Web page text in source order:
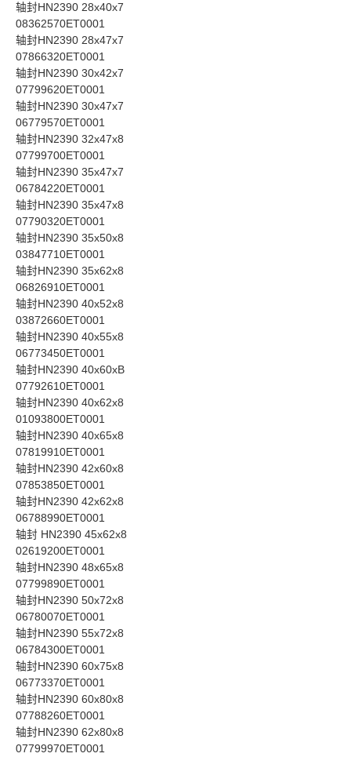
轴封HN2390 28x40x7
08362570ET0001
轴封HN2390 28x47x7
07866320ET0001
轴封HN2390 30x42x7
07799620ET0001
轴封HN2390 30x47x7
06779570ET0001
轴封HN2390 32x47x8
07799700ET0001
轴封HN2390 35x47x7
06784220ET0001
轴封HN2390 35x47x8
07790320ET0001
轴封HN2390 35x50x8
03847710ET0001
轴封HN2390 35x62x8
06826910ET0001
轴封HN2390 40x52x8
03872660ET0001
轴封HN2390 40x55x8
06773450ET0001
轴封HN2390 40x60xB
07792610ET0001
轴封HN2390 40x62x8
01093800ET0001
轴封HN2390 40x65x8
07819910ET0001
轴封HN2390 42x60x8
07853850ET0001
轴封HN2390 42x62x8
06788990ET0001
轴封 HN2390 45x62x8
02619200ET0001
轴封HN2390 48x65x8
07799890ET0001
轴封HN2390 50x72x8
06780070ET0001
轴封HN2390 55x72x8
06784300ET0001
轴封HN2390 60x75x8
06773370ET0001
轴封HN2390 60x80x8
07788260ET0001
轴封HN2390 62x80x8
07799970ET0001